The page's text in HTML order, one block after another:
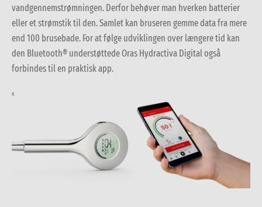
vandgennemstrømningen. Derfor behøver man hverken batterier
eller et strømstik til den. Samlet kan bruseren gemme data fra mere
end 100 brusebade. For at følge udviklingen over længere tid kan
den Bluetooth® understøttede Oras Hydractiva Digital også
forbindes til en praktisk app.
x